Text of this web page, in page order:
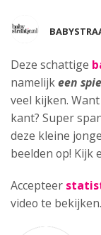
Deze schattige
namelijkeen
veel kijken.
kant? Super
deze kleine
beelden op! Kijk
Accepteer
video te bekijken.